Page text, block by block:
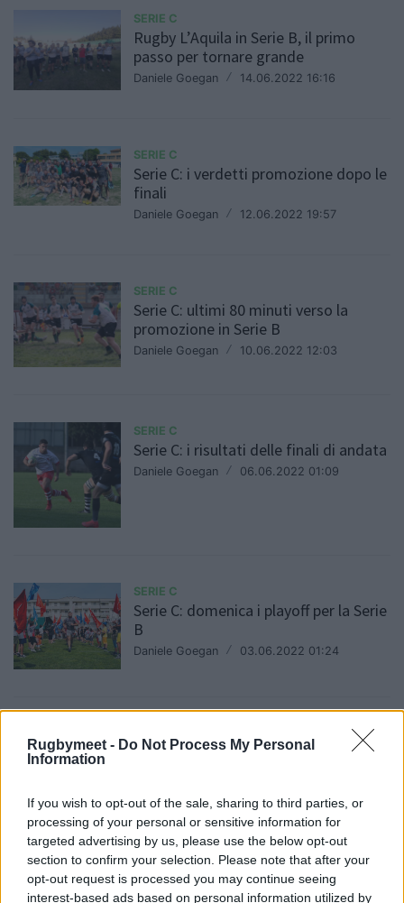
Rugbymeet - Do Not Process My Personal
Information
If you wish to opt-out of the sale, sharing to third parties, or
processing of your personal or sensitive information for
targeted advertising by us, please use the below opt-out
section to confirm your selection. Please note that after your
opt-out request is processed you may continue seeing
interest-based ads based on personal information utilized by
SERIE C
Rugby L’Aquila in Serie B, il primo
passo per tornare grande
Daniele Goegan / 14.06.2022 16:16
SERIE C
Serie C: i verdetti promozione dopo le
finali
Daniele Goegan / 12.06.2022 19:57
SERIE C
Serie C: ultimi 80 minuti verso la
promozione in Serie B
Daniele Goegan / 10.06.2022 12:03
SERIE C
Serie C: i risultati delle finali di andata
Daniele Goegan / 06.06.2022 01:09
SERIE C
Serie C: domenica i playoff per la Serie
B
Daniele Goegan / 03.06.2022 01:24
Serie C: il programma delle finali
SERIE C
Serie C: finalmente si ricomincia